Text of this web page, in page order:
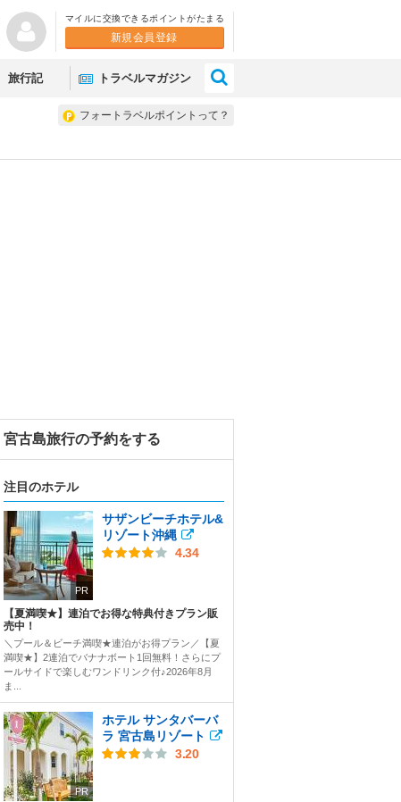
マイルに交換できるポイントがたまる
新規会員登録
旅行記 トラベルマガジン
フォートラベルポイントって？
宮古島旅行の予約をする
注目のホテル
PR
サザンビーチホテル&
リゾート沖縄
4.34
【夏満喫★】連泊でお得な特典付きプラン販
売中！
＼プール＆ビーチ満喫★連泊がお得プラン／【夏
満喫★】2連泊でバナナボート1回無料！さらにプ
ールサイドで楽しむワンドリンク付♪2026年8月
ま...
PR
ホテル サンタバーバ
ラ 宮古島リゾート
3.20